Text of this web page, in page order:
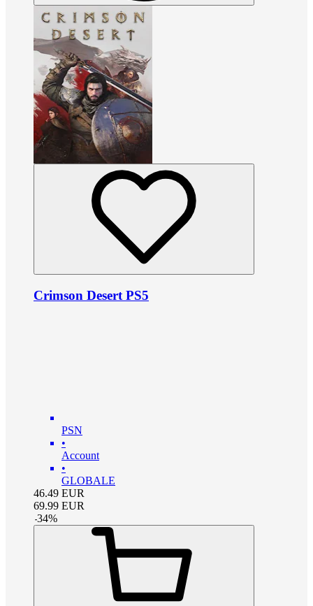
Crimson Desert PS5
PSN
•
Account
•
GLOBALE
46.49 EUR
69.99 EUR
-34%